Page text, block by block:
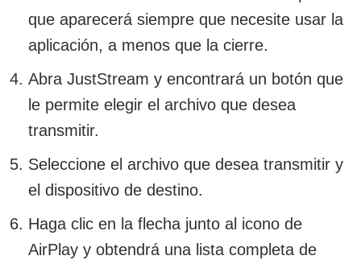
que aparecerá siempre que necesite usar la
aplicación, a menos que la cierre.
Abra JustStream y encontrará un botón que
le permite elegir el archivo que desea
transmitir.
Seleccione el archivo que desea transmitir y
el dispositivo de destino.
Haga clic en la flecha junto al icono de
AirPlay y obtendrá una lista completa de